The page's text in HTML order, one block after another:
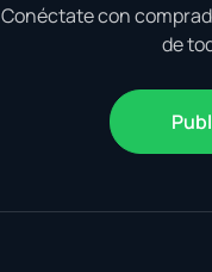
Conéctate con
de